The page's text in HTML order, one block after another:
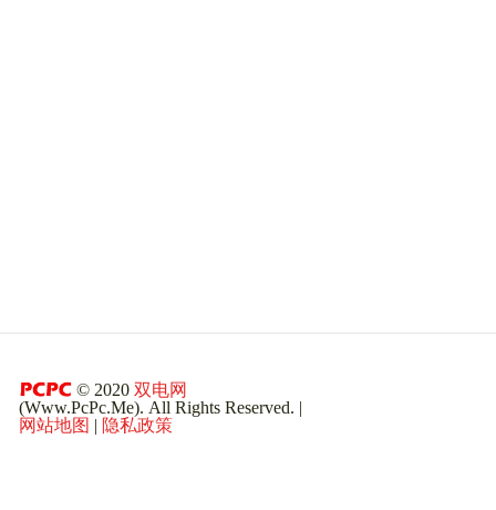
© 2020 双电网
(Www.PcPc.Me). All Rights Reserved. |
网站地图 | 隐私政策